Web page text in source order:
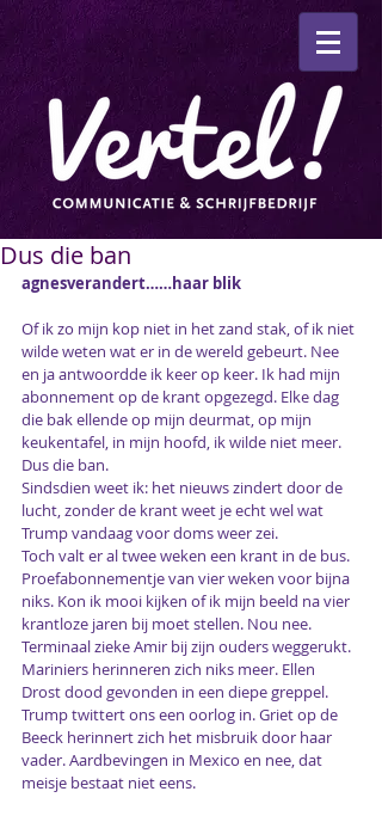
Dus die ban
agnesverandert……haar blik
Of ik zo mijn kop niet in het zand stak, of ik niet
wilde weten wat er in de wereld gebeurt. Nee
en ja antwoordde ik keer op keer. Ik had mijn
abonnement op de krant opgezegd. Elke dag
die bak ellende op mijn deurmat, op mijn
keukentafel, in mijn hoofd, ik wilde niet meer.
Dus die ban.
Sindsdien weet ik: het nieuws zindert door de
lucht, zonder de krant weet je echt wel wat
Trump vandaag voor doms weer zei.
Toch valt er al twee weken een krant in de bus.
Proefabonnementje van vier weken voor bijna
niks. Kon ik mooi kijken of ik mijn beeld na vier
krantloze jaren bij moet stellen. Nou nee.
Terminaal zieke Amir bij zijn ouders weggerukt.
Mariniers herinneren zich niks meer. Ellen
Drost dood gevonden in een diepe greppel.
Trump twittert ons een oorlog in. Griet op de
Beeck herinnert zich het misbruik door haar
vader. Aardbevingen in Mexico en nee, dat
meisje bestaat niet eens.